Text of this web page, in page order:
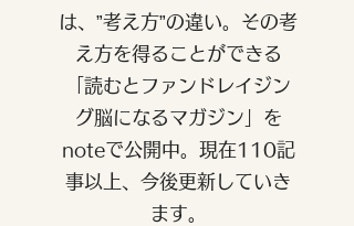
は、”考え方”の違い。その考
え方を得ることができる
「読むとファンドレイジン
グ脳になるマガジン」を
noteで公開中。現在110記
事以上、今後更新していき
ます。